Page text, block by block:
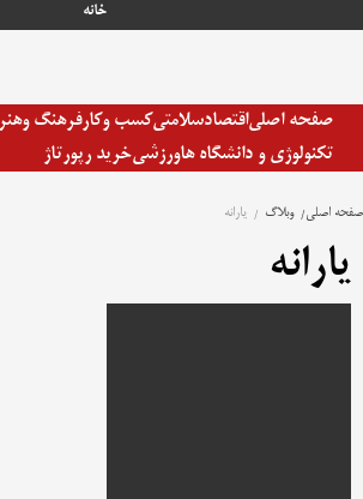
خانه
صفحه اصلیاقتصادسلامتیکسب وکارفرهنگ وهنر
تکنولوژی و دانشگاه هاورزشیخرید رپورتاژ
صفحه اصلی وبلاگ یارانه
یارانه